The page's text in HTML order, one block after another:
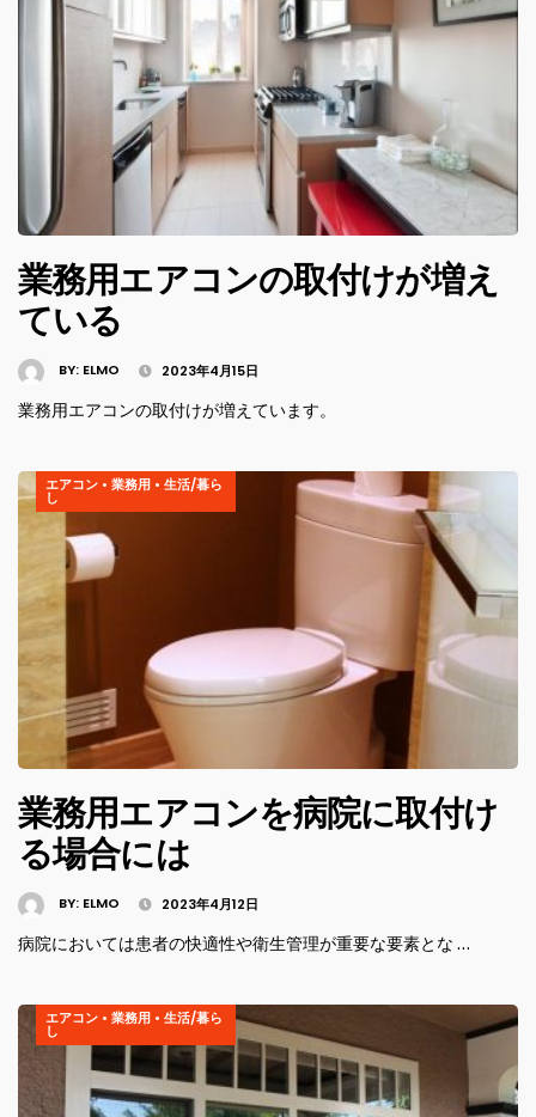
業務用エアコンの取付けが増え
ている
BY: ELMO 2023年4月15日
業務用エアコンの取付けが増えています。
エアコン • 業務用 • 生活/暮ら
し
業務用エアコンを病院に取付け
る場合には
BY: ELMO 2023年4月12日
病院においては患者の快適性や衛生管理が重要な要素とな …
エアコン • 業務用 • 生活/暮ら
し